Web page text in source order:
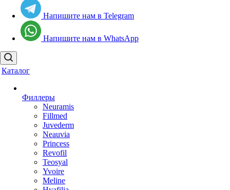
Напишите нам в Telegram
Напишите нам в WhatsApp
Каталог
Филлеры
Neuramis
Fillmed
Juvederm
Neauvia
Princess
Revofil
Teosyal
Yvoire
Meline